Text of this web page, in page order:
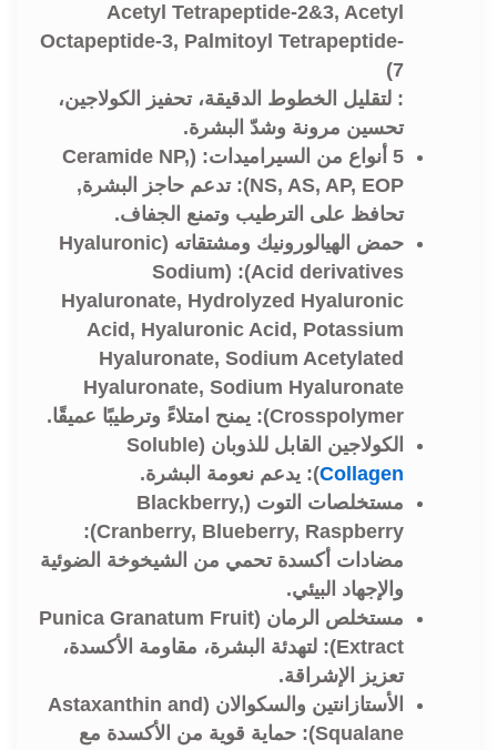
Acetyl Tetrapeptide-2&3, Acetyl
Octapeptide-3, Palmitoyl Tetrapeptide-
7)
: لتقليل الخطوط الدقيقة، تحفيز الكولاجين،
تحسين مرونة وشدّ البشرة.
5 أنواع من السيراميدات:
(
Ceramide NP,
NS, AS, AP, EOP): تدعم حاجز البشرة,
تحافظ على الترطيب وتمنع الجفاف.
حمض الهيالورونيك ومشتقاته (Hyaluronic
Acid derivatives
): (Sodium
Hyaluronate, Hydrolyzed Hyaluronic
Acid, Hyaluronic Acid, Potassium
Hyaluronate, Sodium Acetylated
Hyaluronate, Sodium Hyaluronate
Crosspolymer): يمنح امتلاءً وترطيبًا عميقًا.
الكولاجين القابل للذوبان (Soluble
Collagen): يدعم نعومة البشرة.
مستخلصات التوت (Blackberry,
Cranberry, Blueberry, Raspberry):
مضادات أكسدة تحمي من الشيخوخة الضوئية
والإجهاد البيئي.
مستخلص الرمان (Punica Granatum Fruit
Extract): لتهدئة البشرة، مقاومة الأكسدة،
تعزيز الإشراقة.
الأستازانتين والسكوالان (Astaxanthin and
Squalane): حماية قوية من الأكسدة مع